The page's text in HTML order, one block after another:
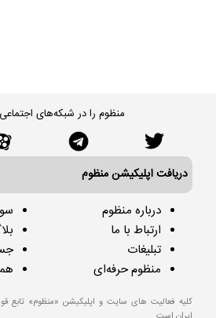
منظوم را در شبکه‌های اجتماعی
دریافت اپلیکیشن منظوم
درباره منظوم
ارتباط با ما
تبلیغات
منظوم حرفه‌ای
کلیه فعالیت های سایت و اپلیکیشن «منظوم» تابع